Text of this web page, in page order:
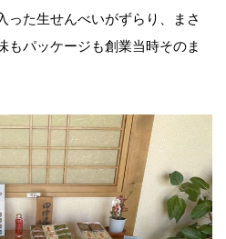
った生せんべいがずらり、まさ
もパッケージも創業当時そのま